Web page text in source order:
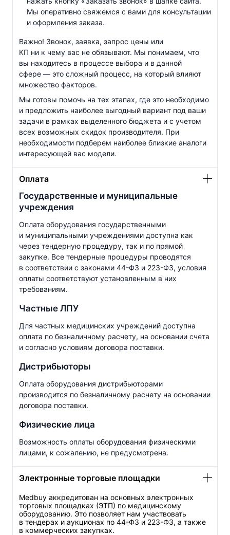
Мы оперативно свяжемся с вами для консультации
и оформления заказа.
Важно! Звонок, заявка, запрос цены или
КП ни к чему вас не обязывают. Мы понимаем, что
вы находитесь в процессе выбора и в данной
сфере — это сложный процесс, на который влияют
множество факторов.
Мы готовы помочь на тех этапах, где это необходимо
и предложить наиболее выгодный вариант под ваши
задачи в рамках выделенного бюджета и с учетом
всех возможных скидок производителя. При
необходимости подберем наиболее близкие аналоги
интересующей вас модели.
Оплата
Государственные и муниципальные
учреждения
Оплата оборудования государственными
и муниципальными учреждениями доступна как
через тендерную процедуру, так и по прямой
закупке. Все тендерные процедуры проводятся
в соответствии с законами 44-ФЗ и 223-ФЗ, условия
оплаты соответствуют установленным в них
требованиям.
Частные ЛПУ
Для частных медицинских учреждений доступна
оплата по безналичному расчету, на основании счета
и согласно условиям договора поставки.
Дистрибьюторы
Оплата оборудования дистрибьюторами
производится по безналичному расчету на основании
договора поставки.
Физические лица
Возможность оплаты оборудования физическими
лицами, к сожалению, не предусмотрена.
Электронные торговые площадки
Medbuy аккредитован на основных электронных
торговых площадках (ЭТП) по медицинскому
оборудованию. Это позволяет нам участвовать
в тендерах и аукционах по 44-ФЗ и 223-ФЗ, а также
в коммерческих закупках.